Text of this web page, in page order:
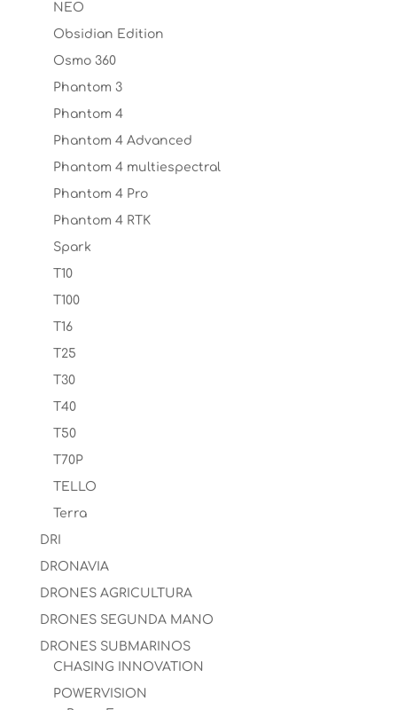
NEO
Obsidian Edition
Osmo 360
Phantom 3
Phantom 4
Phantom 4 Advanced
Phantom 4 multiespectral
Phantom 4 Pro
Phantom 4 RTK
Spark
T10
T100
T16
T25
T30
T40
T50
T70P
TELLO
Terra
DRI
DRONAVIA
DRONES AGRICULTURA
DRONES SEGUNDA MANO
DRONES SUBMARINOS
CHASING INNOVATION
POWERVISION